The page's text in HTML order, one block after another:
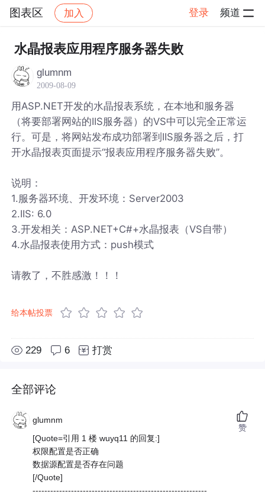
图表区 加入 登录 频道
社区 图表区 帖子详情
水晶报表应用程序服务器失败
glumnm
2009-08-09
用ASP.NET开发的水晶报表系统，在本地和服务器
（将要部署网站的IIS服务器）的VS中可以完全正常运
行。可是，将网站发布成功部署到IIS服务器之后，打
开水晶报表页面提示“报表应用程序服务器失败”。
说明：
1.服务器环境、开发环境：Server2003
2.IIS: 6.0
3.开发相关：ASP.NET+C#+水晶报表（VS自带）
4.水晶报表使用方式：push模式
请教了，不胜感激！！！
给本帖投票
229 6 打赏
全部评论
glumnm
[Quote=引用 1 楼 wuyq11 的回复:]
权限配置是否正确
数据源配置是否存在问题
[/Quote]
-----------------------------------------------------------
赞